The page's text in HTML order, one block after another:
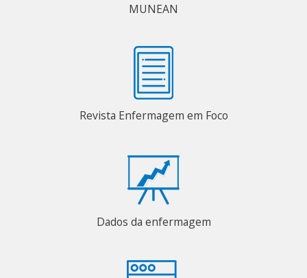
MUNEAN
Revista Enfermagem em Foco
Dados da enfermagem